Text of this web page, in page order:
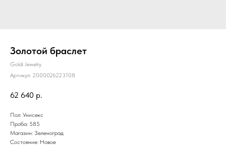
Золотой браслет
Goldi Jewelry
Артикул: 2000026223108
62 640 р.
Пол: Унисекс
Проба: 585
Магазин: Зеленоград
Состояние: Новое